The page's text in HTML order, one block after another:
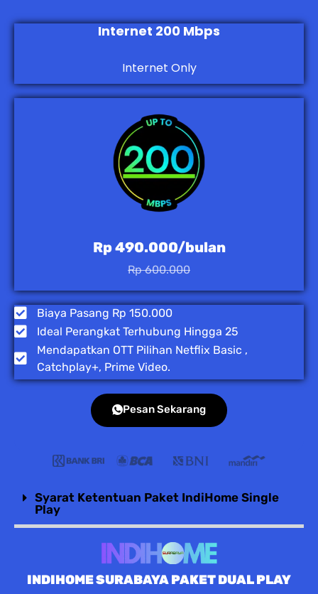
Internet 200 Mbps
Internet Only
Rp 490.000/bulan
Rp 600.000
Biaya Pasang Rp 150.000
Ideal Perangkat Terhubung Hingga 25
Mendapatkan OTT Pilihan Netflix Basic ,
Catchplay+, Prime Video.
Pesan Sekarang
Syarat Ketentuan Paket IndiHome Single
Play
INDIHOME SURABAYA PAKET DUAL PLAY